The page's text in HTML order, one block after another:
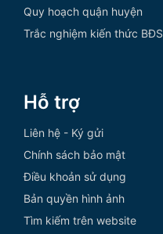
Quy hoạch quận huyện
Trắc nghiệm kiến thức BĐS
Hỗ trợ
Liên hệ - Ký gửi
Chính sách bảo mật
Điều khoản sử dụng
Bản quyền hình ảnh
Tìm kiếm trên website